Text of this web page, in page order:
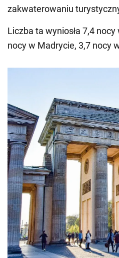
zakwaterowaniu
Liczba ta wyniosła 7,4
nocy w Madrycie, 3,7 nocy